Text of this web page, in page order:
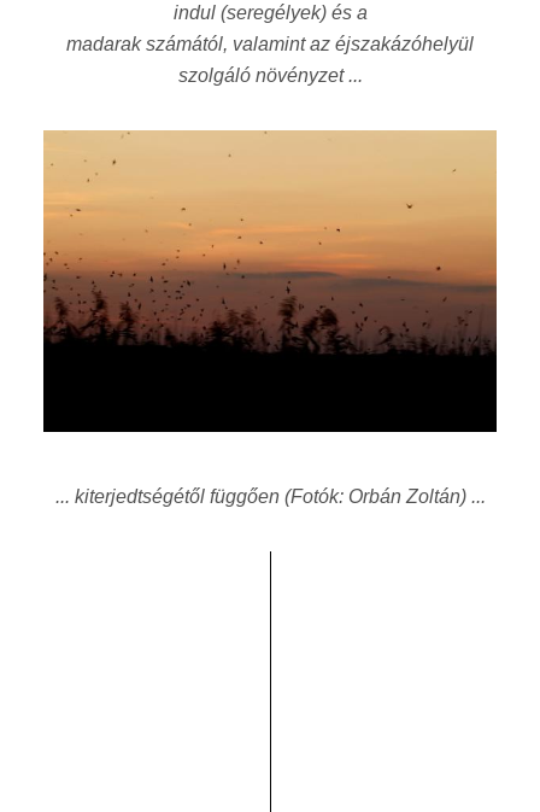
indul (seregélyek) és a
madarak számától, valamint az éjszakázóhelyül
szolgáló növényzet ...
... kiterjedtségétől függően (Fotók: Orbán Zoltán) ...